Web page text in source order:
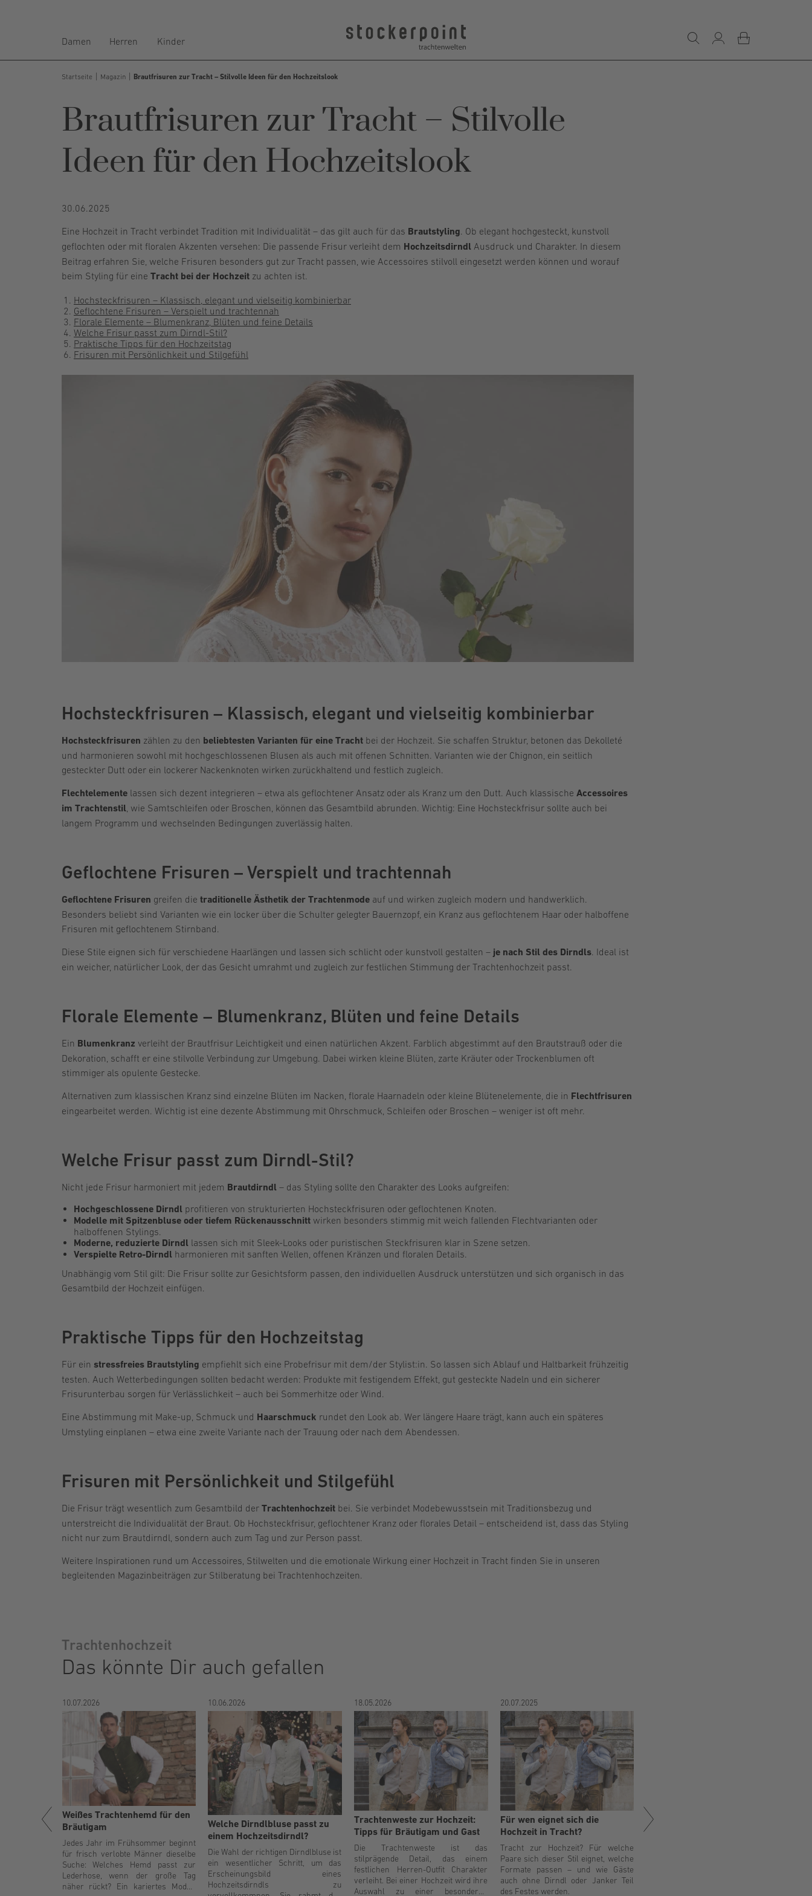
Damen Herren Kinder
Startseite Magazin Brautfrisuren zur Tracht – Stilvolle Ideen für den Hochzeitslook
Brautfrisuren zur Tracht – Stilvolle
Ideen für den Hochzeitslook
30.06.2025
Eine Hochzeit in Tracht verbindet Tradition mit Individualität – das gilt auch für das Brautstyling . Ob elegant hochgesteckt, kunstvoll
geflochten oder mit floralen Akzenten versehen: Die passende Frisur verleiht dem Hochzeitsdirndl Ausdruck und Charakter. In diesem
Beitrag erfahren Sie, welche Frisuren besonders gut zur Tracht passen, wie Accessoires stilvoll eingesetzt werden können und worauf
beim Styling für eine Tracht bei der Hochzeit zu achten ist.
Hochsteckfrisuren – Klassisch, elegant und vielseitig kombinierbar
Geflochtene Frisuren – Verspielt und trachtennah
Florale Elemente – Blumenkranz, Blüten und feine Details
Welche Frisur passt zum Dirndl-Stil?
Praktische Tipps für den Hochzeitstag
Frisuren mit Persönlichkeit und Stilgefühl
Hochsteckfrisuren – Klassisch, elegant und vielseitig kombinierbar
Hochsteckfrisuren zählen zu den beliebtesten Varianten für eine Tracht bei der Hochzeit. Sie schaffen Struktur, betonen das Dekolleté
und harmonieren sowohl mit hochgeschlossenen Blusen als auch mit offenen Schnitten. Varianten wie der Chignon, ein seitlich
gesteckter Dutt oder ein lockerer Nackenknoten wirken zurückhaltend und festlich zugleich.
Flechtelemente lassen sich dezent integrieren – etwa als geflochtener Ansatz oder als Kranz um den Dutt. Auch klassische Accessoires
im Trachtenstil , wie Samtschleifen oder Broschen, können das Gesamtbild abrunden. Wichtig: Eine Hochsteckfrisur sollte auch bei
langem Programm und wechselnden Bedingungen zuverlässig halten.
Geflochtene Frisuren – Verspielt und trachtennah
Geflochtene Frisuren greifen die traditionelle Ästhetik der Trachtenmode auf und wirken zugleich modern und handwerklich.
Besonders beliebt sind Varianten wie ein locker über die Schulter gelegter Bauernzopf, ein Kranz aus geflochtenem Haar oder halboffene
Frisuren mit geflochtenem Stirnband.
Diese Stile eignen sich für verschiedene Haarlängen und lassen sich schlicht oder kunstvoll gestalten – je nach Stil des Dirndls . Ideal ist
ein weicher, natürlicher Look, der das Gesicht umrahmt und zugleich zur festlichen Stimmung der Trachtenhochzeit passt.
Florale Elemente – Blumenkranz, Blüten und feine Details
Ein Blumenkranz verleiht der Brautfrisur Leichtigkeit und einen natürlichen Akzent. Farblich abgestimmt auf den Brautstrauß oder die
Dekoration, schafft er eine stilvolle Verbindung zur Umgebung. Dabei wirken kleine Blüten, zarte Kräuter oder Trockenblumen oft
stimmiger als opulente Gestecke.
Alternativen zum klassischen Kranz sind einzelne Blüten im Nacken, florale Haarnadeln oder kleine Blütenelemente, die in Flechtfrisuren
eingearbeitet werden. Wichtig ist eine dezente Abstimmung mit Ohrschmuck, Schleifen oder Broschen – weniger ist oft mehr.
Welche Frisur passt zum Dirndl-Stil?
Nicht jede Frisur harmoniert mit jedem Brautdirndl – das Styling sollte den Charakter des Looks aufgreifen:
Hochgeschlossene Dirndl profitieren von strukturierten Hochsteckfrisuren oder geflochtenen Knoten.
Modelle mit Spitzenbluse oder tiefem Rückenausschnitt wirken besonders stimmig mit weich fallenden Flechtvarianten oder
halboffenen Stylings.
Moderne, reduzierte Dirndl lassen sich mit Sleek-Looks oder puristischen Steckfrisuren klar in Szene setzen.
Verspielte Retro-Dirndl harmonieren mit sanften Wellen, offenen Kränzen und floralen Details.
Unabhängig vom Stil gilt: Die Frisur sollte zur Gesichtsform passen, den individuellen Ausdruck unterstützen und sich organisch in das
Gesamtbild der Hochzeit einfügen.
Praktische Tipps für den Hochzeitstag
Für ein stressfreies Brautstyling empfiehlt sich eine Probefrisur mit dem/der Stylist:in. So lassen sich Ablauf und Haltbarkeit frühzeitig
testen. Auch Wetterbedingungen sollten bedacht werden: Produkte mit festigendem Effekt, gut gesteckte Nadeln und ein sicherer
Frisurunterbau sorgen für Verlässlichkeit – auch bei Sommerhitze oder Wind.
Eine Abstimmung mit Make-up, Schmuck und Haarschmuck rundet den Look ab. Wer längere Haare trägt, kann auch ein späteres
Umstyling einplanen – etwa eine zweite Variante nach der Trauung oder nach dem Abendessen.
Frisuren mit Persönlichkeit und Stilgefühl
Die Frisur trägt wesentlich zum Gesamtbild der Trachtenhochzeit bei. Sie verbindet Modebewusstsein mit Traditionsbezug und
unterstreicht die Individualität der Braut. Ob Hochsteckfrisur, geflochtener Kranz oder florales Detail – entscheidend ist, dass das Styling
nicht nur zum Brautdirndl, sondern auch zum Tag und zur Person passt.
Weitere Inspirationen rund um Accessoires, Stilwelten und die emotionale Wirkung einer Hochzeit in Tracht finden Sie in unseren
begleitenden Magazinbeiträgen zur Stilberatung bei Trachtenhochzeiten.
Trachtenhochzeit
Das könnte Dir auch gefallen
10.07.2026
Weißes Trachtenhemd für den
Bräutigam
Jedes Jahr im Frühsommer beginnt
für frisch verlobte Männer dieselbe
Suche: Welches Hemd passt zur
Lederhose, wenn der große Tag
näher rückt? Ein kariertes Modell
10.06.2026
Welche Dirndlbluse passt zu
einem Hochzeitsdirndl?
Die Wahl der richtigen Dirndlbluse ist
ein wesentlicher Schritt, um das
Erscheinungsbild eines
Hochzeitsdirndls zu
18.05.2026
Trachtenweste zur Hochzeit:
Tipps für Bräutigam und Gast
Die Trachtenweste ist das
stilprägende Detail, das einem
festlichen Herren-Outfit Charakter
verleiht. Bei einer Hochzeit wird ihre
Auswahl zu einer besonderen
20.07.2025
Für wen eignet sich die
Hochzeit in Tracht?
Tracht zur Hochzeit? Für welche
Paare sich dieser Stil eignet, welche
Formate passen – und wie Gäste
auch ohne Dirndl oder Janker Teil
des Festes werden.
Was macht eine
Trachtenhochzeit besonders?